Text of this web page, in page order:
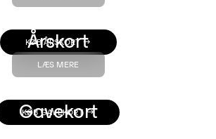
Årskort
KØB ÅRSKORT
Gavekort
LÆS MERE
KØB GAVEKORT